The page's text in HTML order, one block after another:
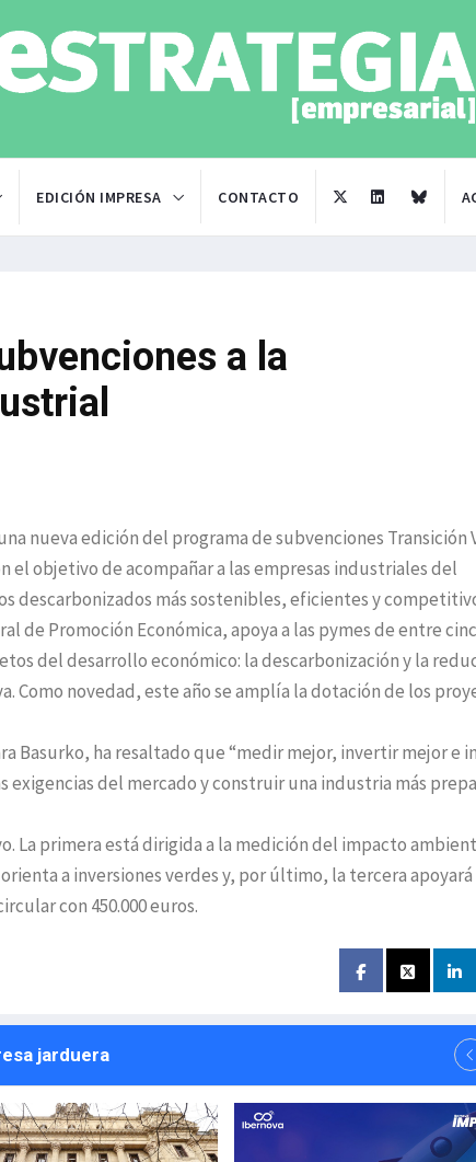
EDICIÓN IMPRESA CONTACTO
a la
nueva edición del programa de subvenciones Transición
el objetivo de acompañar a las empresas industriales del
descarbonizados más sostenibles, eficientes y
de Promoción Económica, apoya a las pymes de entre
del desarrollo económico: la descarbonización y la
novedad, este año se amplía la dotación de los
Basurko, ha resaltado que “medir mejor, invertir mejor e
del mercado y construir una industria más
La primera está dirigida a la medición del impacto
orienta a inversiones verdes y, por último, la tercera apoyará
con 450.000 euros.
jarduera